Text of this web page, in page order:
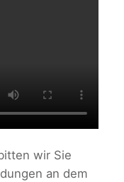
wir Sie
an dem